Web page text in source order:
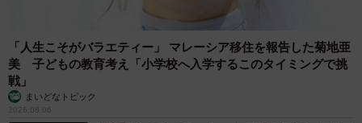
「人生こそがバラエティー」 マレーシア移住を報告した菊地亜
美 子どもの教育考え「小学校へ入学するこのタイミングで挑
戦」
まいどなトピック
2026.08.06